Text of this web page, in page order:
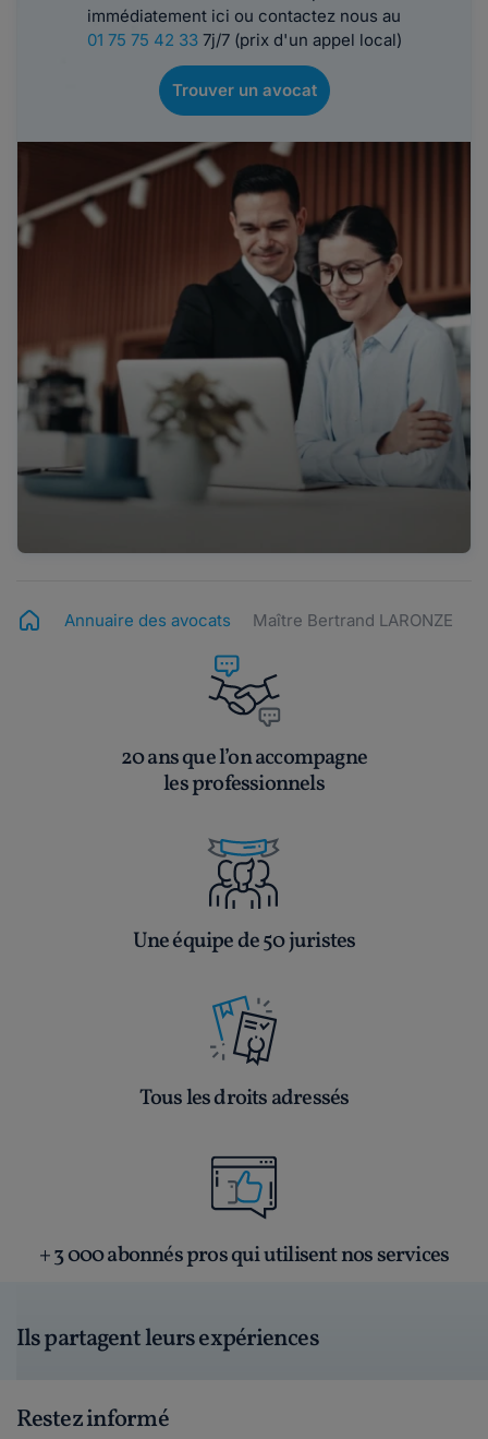
immédiatement ici ou contactez nous au
01 75 75 42 337j/7 (prix d'un appel local)
Trouver un avocat
Annuaire des avocats Maître Bertrand LARONZE
20 ans que l’on accompagne
les professionnels
Une équipe de 50 juristes
Tous les droits adressés
+ 3 000 abonnés pros qui utilisent nos services
Ils partagent leurs expériences
Restez informé